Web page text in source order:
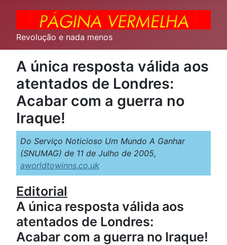
Revolução e nada menos
A única resposta válida aos
atentados de Londres:
Acabar com a guerra no
Iraque!
Do Serviço Noticioso Um Mundo A Ganhar
(SNUMAG) de 11 de Julho de 2005,
aworldtowinns.co.uk
Editorial
A única resposta válida aos
atentados de Londres:
Acabar com a guerra no Iraque!